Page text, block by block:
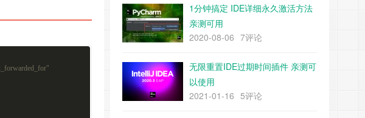
1分钟搞定 IDE详细永久激活方法
亲测可用
2020-08-06 7评论
无限重置IDE过期时间插件 亲测可
以使用
2021-01-16 5评论